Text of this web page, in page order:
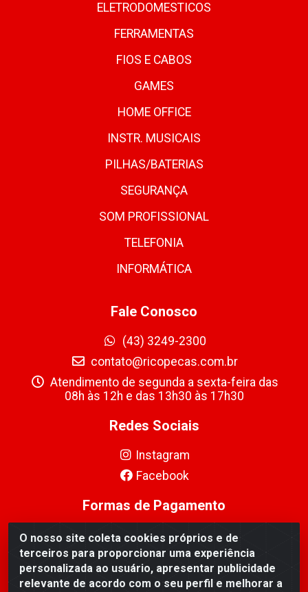
O nosso site coleta cookies próprios e de
terceiros para proporcionar uma experiência
personalizada ao usuário, apresentar publicidade
relevante de acordo com o seu perfil e melhorar a
ELETRODOMESTICOS
FERRAMENTAS
FIOS E CABOS
GAMES
HOME OFFICE
INSTR. MUSICAIS
PILHAS/BATERIAS
SEGURANÇA
SOM PROFISSIONAL
TELEFONIA
INFORMÁTICA
Fale Conosco
(43) 3249-2300
contato@ricopecas.com.br
Atendimento de segunda a sexta-feira das
08h às 12h e das 13h30 às 17h30
Redes Sociais
Instagram
Facebook
Formas de Pagamento
Ricopeças Comércio de componentes Eletrônicos Ltda -